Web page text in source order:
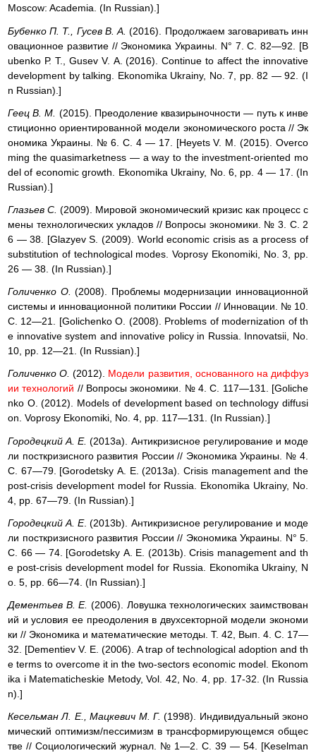
Moscow: Academia. (In Russian).]
Бубенко П. Т., Гусев В. А. (2016). Продолжаем заговаривать инн
овационное развитие // Экономика Украины. N° 7. С. 82—92. [B
ubenko Р. Т., Gusev V. А. (2016). Continue to affect the innovative
development by talking. Ekonomika Ukrainy, No. 7, pp. 82 — 92. (I
n Russian).]
Геец В. M. (2015). Преодоление квазирыночности — путь к инве
стиционно ориентированной модели экономического роста // Эк
ономика Украины. № 6. С. 4 — 17. [Heyets V. М. (2015). Overco
ming the quasimarketness — a way to the investment-oriented mo
del of economic growth. Ekonomika Ukrainy, No. 6, pp. 4 — 17. (In
Russian).]
Глазьев С. (2009). Мировой экономический кризис как процесс с
мены технологических укладов // Вопросы экономики. № 3. С. 2
6 — 38. [Glazyev S. (2009). World economic crisis as a process of
substitution of technological modes. Voprosy Ekonomiki, No. 3, pp.
26 — 38. (In Russian).]
Голиченко О. (2008). Проблемы модернизации инновационной
системы и инновационной политики России // Инновации. № 10.
С. 12—21. [Golichenko О. (2008). Problems of modernization of th
e innovative system and innovative policy in Russia. Innovatsii, No.
10, pp. 12—21. (In Russian).]
Голиченко О. (2012). Модели развития, основанного на диффуз
ии технологий // Вопросы экономики. № 4. С. 117—131. [Goliche
nko О. (2012). Models of development based on technology diffusi
on. Voprosy Ekonomiki, No. 4, pp. 117—131. (In Russian).]
Городецкий A. E.(2013a). Антикризисное регулирование и моде
ли посткризисного развития России // Экономика Украины. № 4.
С. 67—79. [Gorodetsky А. Е. (2013а). Crisis management and the
post-crisis development model for Russia. Ekonomika Ukrainy, No.
4, pp. 67—79. (In Russian).]
Городецкий A. E. (2013b). Антикризисное регулирование и моде
ли посткризисного развития России // Экономика Украины. N° 5.
С. 66 — 74. [Gorodetsky А. Е. (2013b). Crisis management and th
e post-crisis development model for Russia. Ekonomika Ukrainy, N
o. 5, pp. 66—74. (In Russian).]
Дементьев В. E. (2006). Ловушка технологических заимствован
ий и условия ее преодоления в двухсекторной модели экономи
ки // Экономика и математические методы. Т. 42, Вып. 4. С. 17—
32. [Dementiev V. Е. (2006). A trap of technological adoption and th
e terms to overcome it in the two-sectors economic model. Ekonom
ika і Matematicheskie Metody, Vol. 42, No. 4, pp. 17-32. (In Russia
n).]
Кесельман Л. Е., Мацкевич М. Г.(1998). Индивидуальный эконо
мический оптимизм/пессимизм в трансформирующемся общес
тве // Социологический журнал. № 1—2. С. 39 — 54. [Keselman